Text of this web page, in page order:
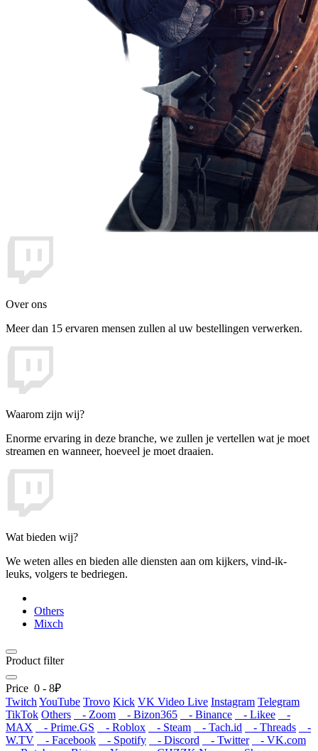
Over ons
Meer dan 15 ervaren mensen zullen al uw bestellingen verwerken.
Waarom zijn wij?
Enorme ervaring in deze branche, we zullen je vertellen wat je moet
streamen en wanneer, hoeveel je moet draaien.
Wat bieden wij?
We weten alles en bieden alle diensten aan om kijkers, vind-ik-
leuks, volgers te bedriegen.
Others
Mixch
Product filter
Price 0 - 8₽
Twitch YouTube Trovo Kick VK Video Live Instagram Telegram
TikTok Others - Zoom - Bizon365 - Binance - Likee
-
MAX
- Prime.GS - Roblox - Steam - Tach.id - Threads
-
W.TV
- Facebook - Spotify - Discord - Twitter
- VK.com